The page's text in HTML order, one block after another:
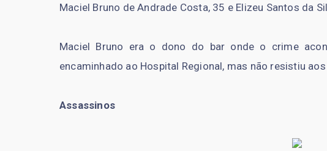
Maciel Bruno de Andrade Costa, 35 e Elizeu Santos da
Maciel Bruno era o dono do bar onde o crime
encaminhado ao Hospital Regional, mas não resistiu
Assassinos